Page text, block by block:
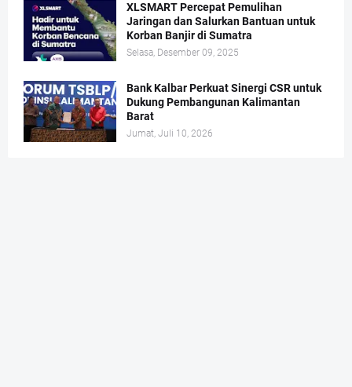
XLSMART Percepat Pemulihan
Jaringan dan Salurkan Bantuan untuk
Korban Banjir di Sumatra
Selasa, Desember 09, 2025
Bank Kalbar Perkuat Sinergi CSR untuk
Dukung Pembangunan Kalimantan
Barat
Jumat, Juli 10, 2026